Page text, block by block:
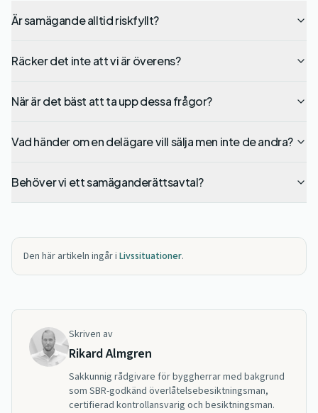
Är samägande alltid riskfyllt?
Räcker det inte att vi är överens?
När är det bäst att ta upp dessa frågor?
Vad händer om en delägare vill sälja men inte de andra?
Behöver vi ett samäganderättsavtal?
Den här artikeln ingår i Livssituationer.
Skriven av
Rikard Almgren
Sakkunnig rådgivare för byggherrar med bakgrund
som SBR-godkänd överlåtelsebesiktningsman,
certifierad kontrollansvarig och besiktningsman.